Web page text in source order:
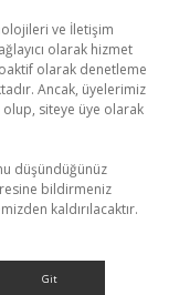
ve İletişim
olarak hizmet
olarak denetleme
Ancak, üyelerimiz
olup, siteye üye olarak
düşündüğünüz
bildirmeniz
kaldırılacaktır.